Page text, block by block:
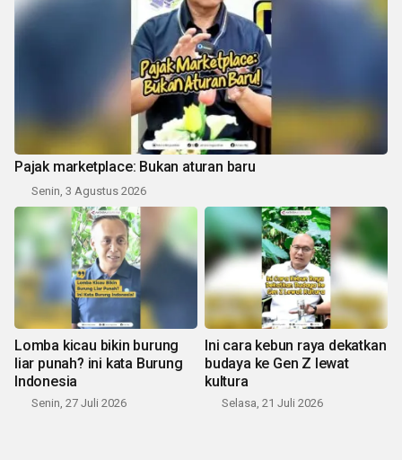
Pajak marketplace: Bukan aturan baru
Senin, 3 Agustus 2026
Lomba kicau bikin burung
liar punah? ini kata Burung
Indonesia
Senin, 27 Juli 2026
Ini cara kebun raya dekatkan
budaya ke Gen Z lewat
kultura
Selasa, 21 Juli 2026